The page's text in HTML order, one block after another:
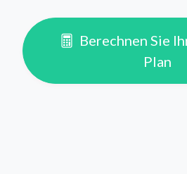
Berechnen Sie
Plan